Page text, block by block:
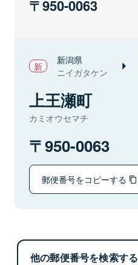
950-0063
新潟県
ニイガタケン
上王瀬町
カミオウセマチ
950-0063
郵便番号をコピーする
他の郵便番号を検索する